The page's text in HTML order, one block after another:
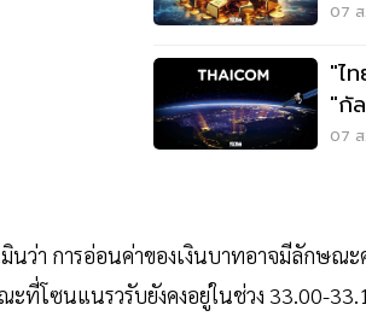
07
"ไ
"กั
07 ส
มินว่า การอ่อนค่าของเงินบาทอาจมีลักษ
ะที่โซนแนรวรับยังคงอยู่ในช่วง 33.00-